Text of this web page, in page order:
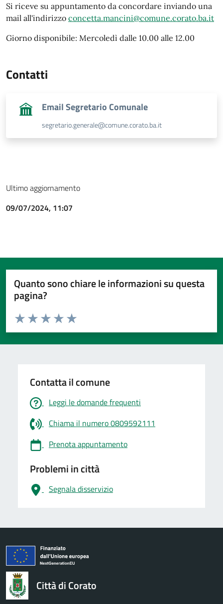
Si riceve su appuntamento da concordare inviando una
mail all'indirizzo concetta.mancini@comune.corato.ba.it
Giorno disponibile: Mercoledì dalle 10.00 alle 12.00
Contatti
Email Segretario Comunale
segretario.generale@comune.corato.ba.it
Ultimo aggiornamento
09/07/2024, 11:07
Quanto sono chiare le informazioni su questa
pagina?
Valuta da 1 a 5 stelle la pagina
Valuta 5 stelle su 5
Valuta 4 stelle su 5
Valuta 3 stelle su 5
Valuta 2 stelle su 5
Valuta 1 stelle su 5
Contatta il comune
Leggi le domande frequenti
Chiama il numero 0809592111
Prenota appuntamento
Problemi in città
Segnala disservizio
logo Unione Europea
Città di Corato